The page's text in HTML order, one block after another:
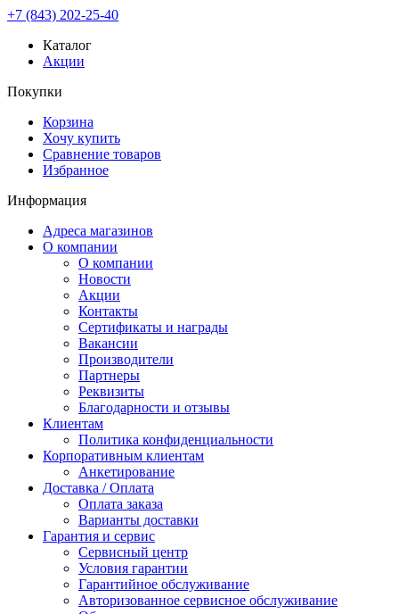
+7 (843) 202-25-40
Каталог
Акции
Покупки
Корзина
Хочу купить
Сравнение товаров
Избранное
Информация
Адреса магазинов
О компании
О компании
Новости
Акции
Контакты
Сертификаты и награды
Вакансии
Производители
Партнеры
Реквизиты
Благодарности и отзывы
Клиентам
Политика конфиденциальности
Корпоративным клиентам
Анкетирование
Доставка / Оплата
Оплата заказа
Варианты доставки
Гарантия и сервис
Сервисный центр
Условия гарантии
Гарантийное обслуживание
Авторизованное сервисное обслуживание